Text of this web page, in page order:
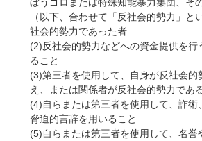
ぼうゴロまたは特殊知能暴力集団、そ
（以下、合わせて「反社会的勢力」と
社会的勢力であった者
(2)反社会的勢力などへの資金提供を行
ること
(3)第三者を使用して、自身が反社会的
え、または関係者が反社会的勢力であ
(4)自らまたは第三者を使用して、詐術
脅迫的言辞を用いること
(5)自らまたは第三者を使用して、名誉